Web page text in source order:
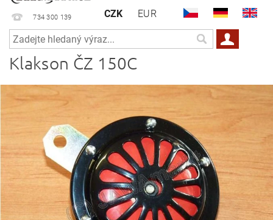
734 300 139 CZK EUR
Klakson ČZ 150C